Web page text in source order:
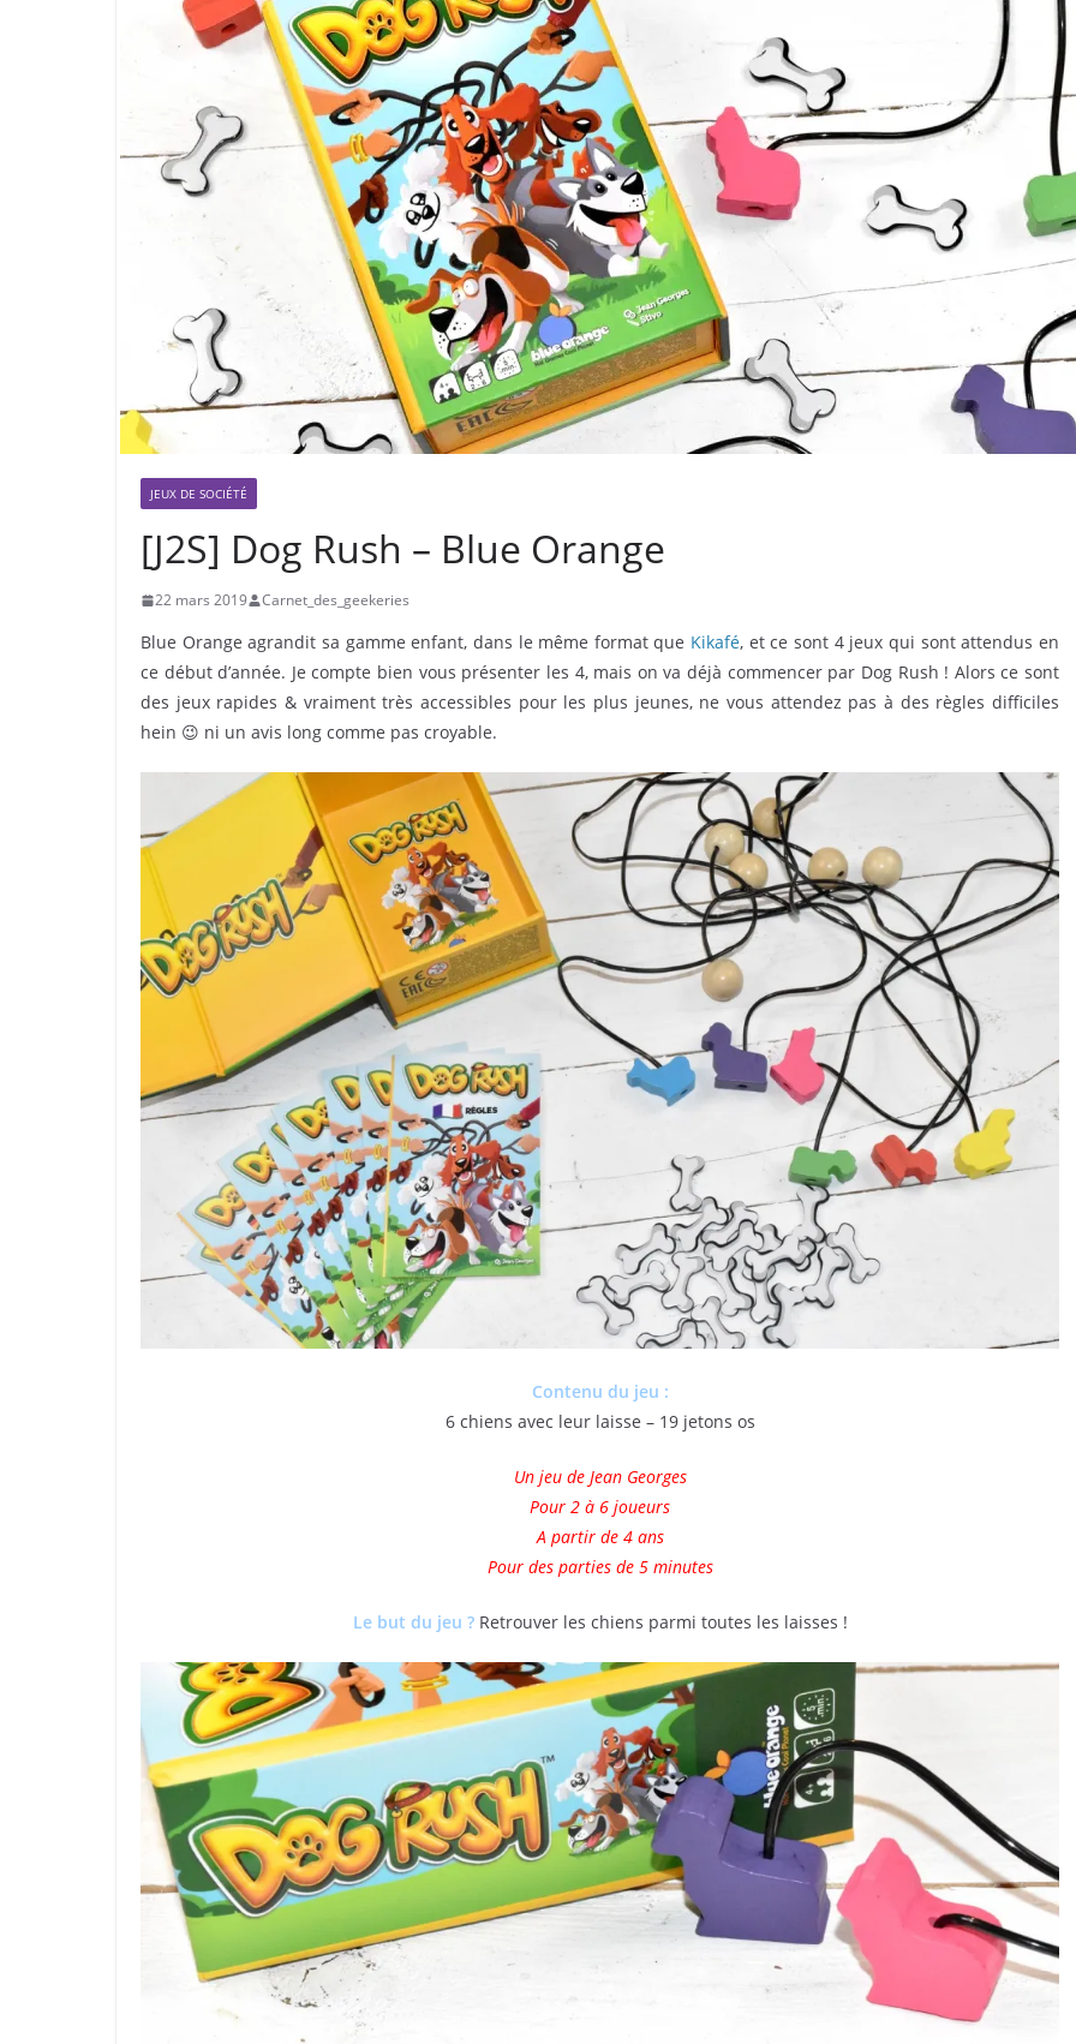
JEUX DE SOCIÉTÉ
[J2S] Dog Rush – Blue Orange
22 mars 2019 Carnet_des_geekeries
Blue Orange agrandit sa gamme enfant, dans le même format que Kikafé, et ce sont 4 jeux qui sont attendus en
ce début d’année. Je compte bien vous présenter les 4, mais on va déjà commencer par Dog Rush ! Alors ce sont
des jeux rapides & vraiment très accessibles pour les plus jeunes, ne vous attendez pas à des règles difficiles
hein 😉 ni un avis long comme pas croyable.
Contenu du jeu :
6 chiens avec leur laisse – 19 jetons os
Un jeu de Jean Georges
Pour 2 à 6 joueurs
A partir de 4 ans
Pour des parties de 5 minutes
Le but du jeu ? Retrouver les chiens parmi toutes les laisses !